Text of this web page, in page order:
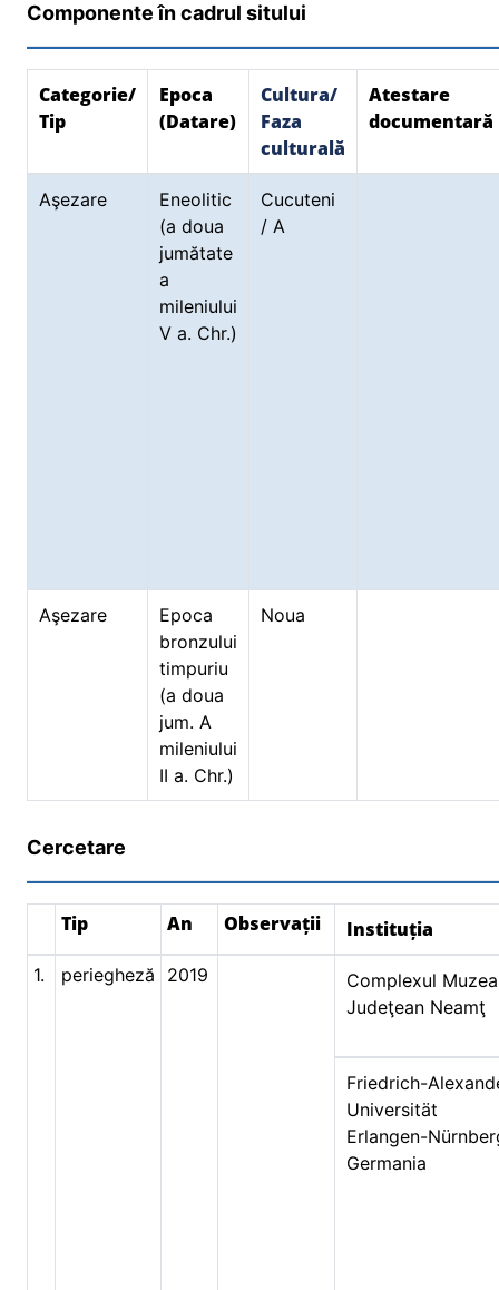
Componente în cadrul sitului
Categorie/
Tip
Epoca
(Datare)
Cultura/
Faza
culturală
Atestare
documentară
Aşezare
Eneolitic
(a doua
jumătate
a
mileniului
V a. Chr.)
Cucuteni
/ A
Aşezare
Epoca
bronzului
timpuriu
(a doua
jum. A
mileniului
II a. Chr.)
Noua
Cercetare
Tip An Observații Instituția
1. periegheză 2019
Complexul
Judeţean Neamţ
Friedrich-
Universität
Erlangen-
Germania